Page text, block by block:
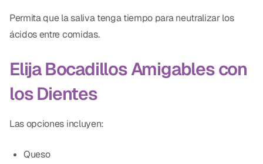
Permita que la saliva tenga tiempo para neutralizar los
ácidos entre comidas.
Elija Bocadillos Amigables con
los Dientes
Las opciones incluyen:
Queso